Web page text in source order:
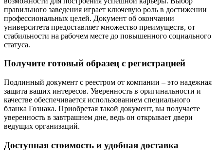
правильного заведения играет ключевую роль в достижении
профессиональных целей. Документ об окончании
университета предоставляет множество преимуществ, от
стабильности на рабочем месте до повышенного социального
статуса.
Получите готовый образец с регистрацией
Подлинный документ с реестром от компании – это надежная
защита ваших интересов. Уверенность в оригинальности и
качестве обеспечивается использованием специального
бланка Гознака. Приобретая такой документ, вы получаете
уверенность в завтрашнем дне, ведь он открывает двери
ведущих организаций.
Доступная стоимость и удобная доставка